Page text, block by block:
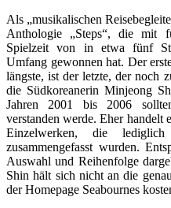
Als „musikalischen
Anthologie „Steps“, die mit
Spielzeit von in etwa fünf
Umfang gewonnen hat. Der
längste, ist der letzte, der noch
die Südkoreanerin Minjeong
Jahren 2001 bis 2006
verstanden werde. Eher
Einzelwerken, die
zusammengefasst wurden.
Auswahl und Reihenfolge
Shin hält sich nicht an die
der Homepage Seabournes